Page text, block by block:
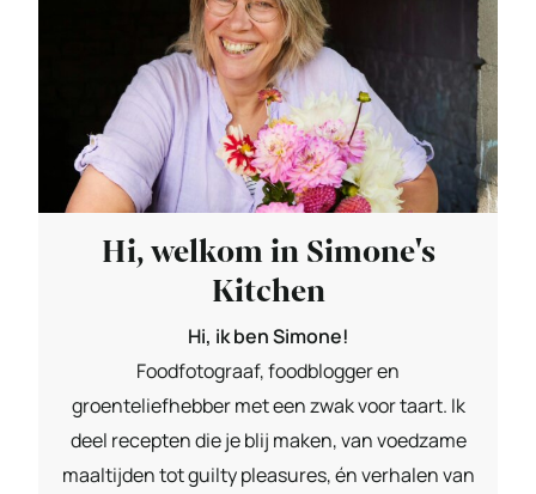
Hi, welkom in Simone's
Kitchen
Hi, ik ben Simone!
Foodfotograaf, foodblogger en
groenteliefhebber met een zwak voor taart. Ik
deel recepten die je blij maken, van voedzame
maaltijden tot guilty pleasures, én verhalen van